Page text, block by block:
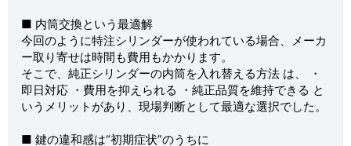
■ 内筒交換という最適解
今回のように特注シリンダーが使われている場合、メーカ
ー取り寄せは時間も費用もかかります。
そこで、純正シリンダーの内筒を入れ替える方法 は、 ・
即日対応 ・費用を抑えられる ・純正品質を維持できる と
いうメリットがあり、現場判断として最適な選択でした。
■ 鍵の違和感は“初期症状”のうちに